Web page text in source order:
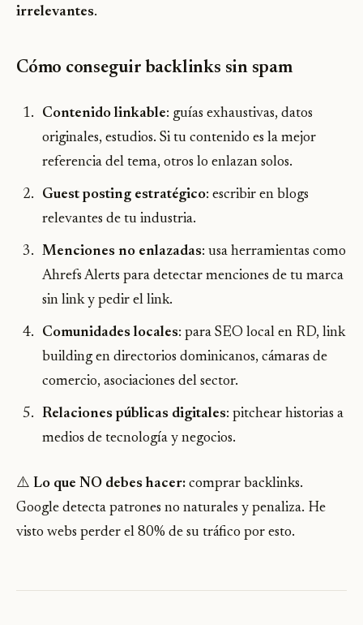
irrelevantes.
Cómo conseguir backlinks sin spam
Contenido linkable: guías exhaustivas, datos
originales, estudios. Si tu contenido es la mejor
referencia del tema, otros lo enlazan solos.
Guest posting estratégico: escribir en blogs
relevantes de tu industria.
Menciones no enlazadas: usa herramientas como
Ahrefs Alerts para detectar menciones de tu marca
sin link y pedir el link.
Comunidades locales: para SEO local en RD, link
building en directorios dominicanos, cámaras de
comercio, asociaciones del sector.
Relaciones públicas digitales: pitchear historias a
medios de tecnología y negocios.
⚠️ Lo que NO debes hacer: comprar backlinks.
Google detecta patrones no naturales y penaliza. He
visto webs perder el 80% de su tráfico por esto.